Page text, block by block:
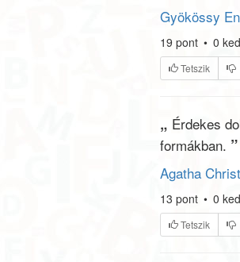
Gyökössy
19 pont • 0
Tetszik
„ Érdekes
formákban. ”
Agatha
13 pont • 0
Tetszik